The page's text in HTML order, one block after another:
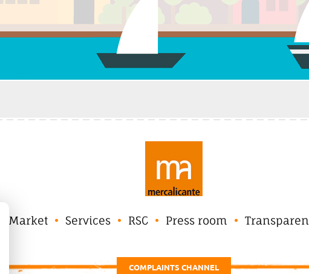
Market Services RSC Press room
COMPLAINTS CHANNEL